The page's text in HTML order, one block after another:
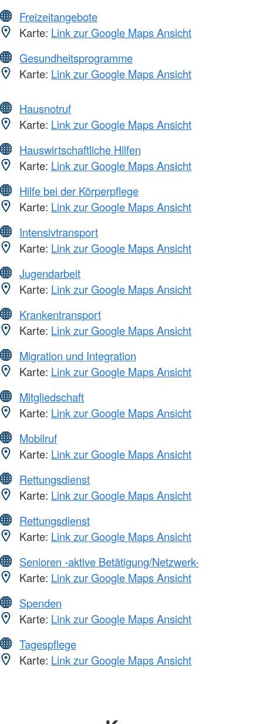
Freizeitangebote
Karte: Link zur Google Maps Ansicht
Gesundheitsprogramme
Karte: Link zur Google Maps Ansicht
Hausnotruf
Karte: Link zur Google Maps Ansicht
Hauswirtschaftliche Hilfen
Karte: Link zur Google Maps Ansicht
Hilfe bei der Körperpflege
Karte: Link zur Google Maps Ansicht
Intensivtransport
Karte: Link zur Google Maps Ansicht
Jugendarbeit
Karte: Link zur Google Maps Ansicht
Krankentransport
Karte: Link zur Google Maps Ansicht
Migration und Integration
Karte: Link zur Google Maps Ansicht
Mitgliedschaft
Karte: Link zur Google Maps Ansicht
Mobilruf
Karte: Link zur Google Maps Ansicht
Rettungsdienst
Karte: Link zur Google Maps Ansicht
Rettungsdienst
Karte: Link zur Google Maps Ansicht
Senioren -aktive Betätigung/Netzwerk-
Karte: Link zur Google Maps Ansicht
Spenden
Karte: Link zur Google Maps Ansicht
Tagespflege
Karte: Link zur Google Maps Ansicht